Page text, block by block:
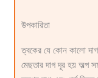
উপকারিতা
ত্বকের যে কোন কালো
মেছতার দাগ দূর হয় অল্প